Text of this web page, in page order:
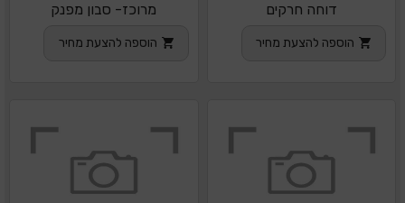
דוחה חרקים
הוספה להצעת מחיר
מרוכז- סבון מפנק
הוספה להצעת מחיר